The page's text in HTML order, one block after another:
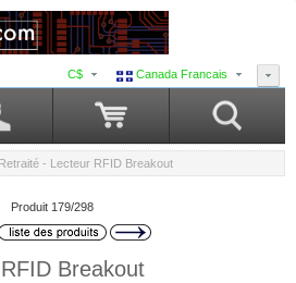
Canada Francais
C$
- Lecteur RFID Breakout
Produit 179/298
Breakout